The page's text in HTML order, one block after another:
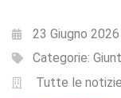
23 Giugno 2026
Categorie:
Tutte le